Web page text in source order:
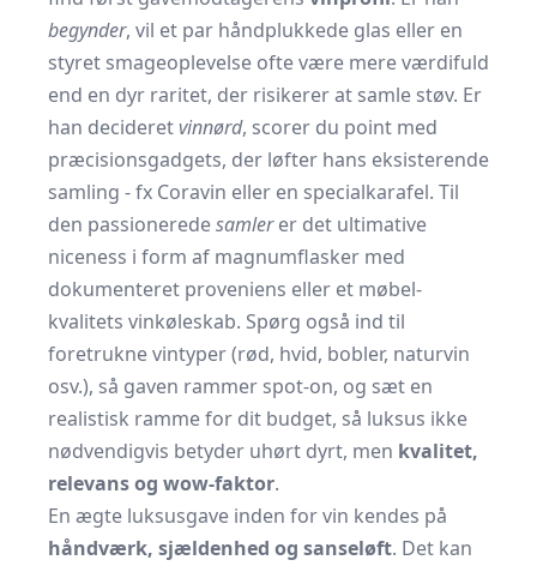
begynder, vil et par håndplukkede glas eller en
styret smage­oplevelse ofte være mere værdifuld
end en dyr raritet, der risikerer at samle støv. Er
han decideretvin­nørd, scorer du point med
præcisions­gadgets, der løfter hans eksisterende
samling - fx Coravin eller en special­karafel. Til
den passioneredesamlerer det ultimative
niceness i form af magnum­flasker med
dokumenteret proveniens eller et møbel­
kvalitets vinkøleskab. Spørg også ind til
foretrukne vintyper (rød, hvid, bobler, naturvin
osv.), så gaven rammer spot-on, og sæt en
realistisk ramme for dit budget, så luksus ikke
nødvendigvis betyder uhørt dyrt, men kvalitet,
relevans og wow-faktor.
En ægte luksusgave inden for vin kendes på
håndværk, sjældenhed og sanse­løft. Det kan